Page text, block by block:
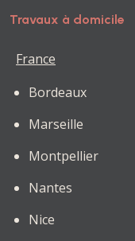
Travaux à domicile
France
Bordeaux
Marseille
Montpellier
Nantes
Nice